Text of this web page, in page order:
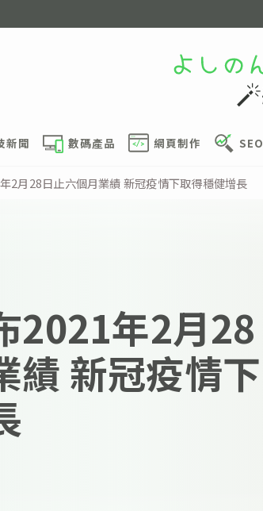
新聞 數碼產品 網頁制作 SEO
2月28日止六個月業績 新冠疫情下取得穩健增長
2021年2月28
績 新冠疫情下